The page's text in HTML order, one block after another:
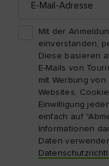
Mail-
Mit der
einverstanden,
Diese basieren
E-Mails von
mit Werbung
Websites,
Einwilligung
einfach auf
Informationen
Daten